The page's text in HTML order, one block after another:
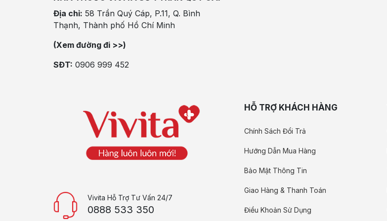
Địa chỉ: 58 Trần Quý Cáp, P.11, Q. Bình
Thạnh, Thành phố Hồ Chí Minh
(Xem đường đi >>)
SĐT: 0906 999 452
Vivita Hỗ Trợ Tư Vấn 24/7
0888 533 350
HỖ TRỢ KHÁCH HÀNG
Chính Sách Đổi Trả
Hướng Dẫn Mua Hàng
Bảo Mật Thông Tin
Giao Hàng & Thanh Toán
Điều Khoản Sử Dụng